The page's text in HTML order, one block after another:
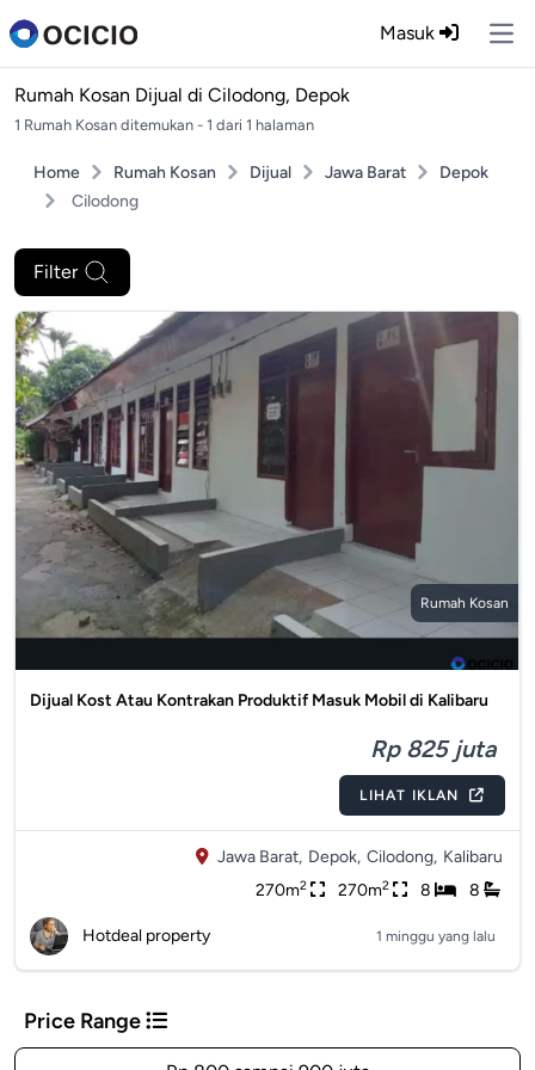
Masuk
Rumah Kosan Dijual di Cilodong, Depok
1 Rumah Kosan ditemukan - 1 dari 1 halaman
Home Rumah Kosan Dijual Jawa Barat
Depok
Cilodong
Filter
Rumah Kosan
Dijual Kost Atau Kontrakan Produktif Masuk Mobil di Kalibaru
Rp 825 juta
LIHAT IKLAN
Jawa Barat, Depok, Cilodong, Kalibaru
270m2 270m2 8 8
Hotdeal property 1 minggu yang lalu
Price Range